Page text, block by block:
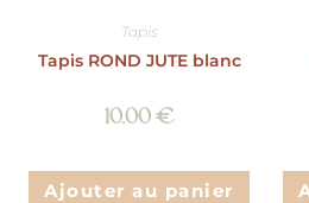
Tapis
Tapis ROND JUTE blanc
10.00 €
Ajouter au panier